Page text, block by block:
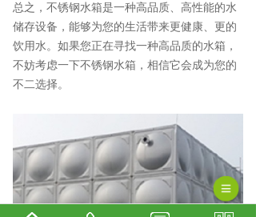
总之，不锈钢水箱是一种高品质、高性能的水
储存设备，能够为您的生活带来更健康、更的
饮用水。如果您正在寻找一种高品质的水箱，
不妨考虑一下不锈钢水箱，相信它会成为您的
不二选择。